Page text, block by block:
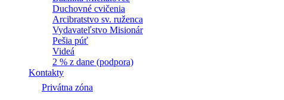
Duchovné cvičenia
Arcibratstvo sv. ruženca
Vydavateľstvo Misionár
Pešia púť
Videá
2 % z dane (podpora)
Kontakty
Privátna zóna